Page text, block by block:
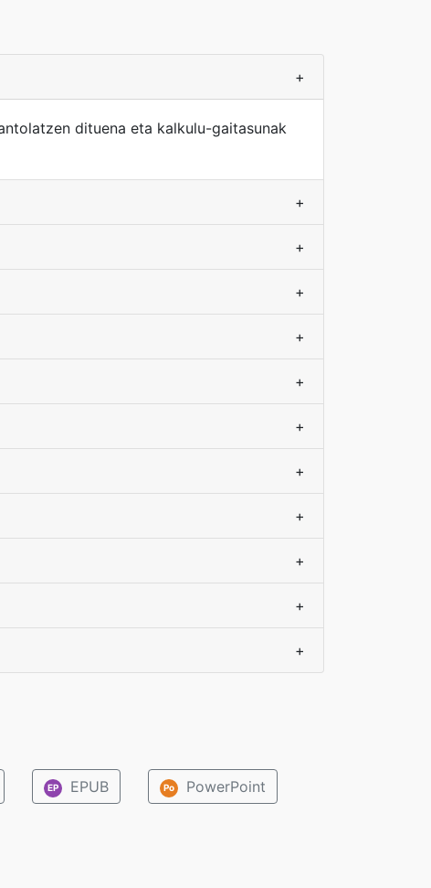
+
dituena eta kalkulu-gaitasunak
+
+
+
+
+
+
+
+
+
+
+
EP EPUB Po PowerPoint